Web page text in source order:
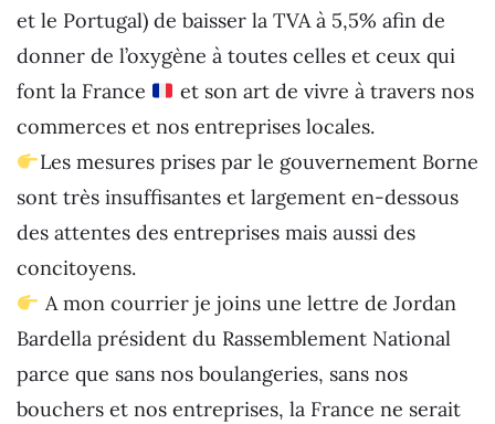
et le Portugal) de baisser la TVA à 5,5% afin de
donner de l’oxygène à toutes celles et ceux qui
font la France
et son art de vivre à travers nos
commerces et nos entreprises locales.
Les mesures prises par le gouvernement Borne
sont très insuffisantes et largement en-dessous
des attentes des entreprises mais aussi des
concitoyens.
A mon courrier je joins une lettre de Jordan
Bardella président du Rassemblement National
parce que sans nos boulangeries, sans nos
bouchers et nos entreprises, la France ne serait